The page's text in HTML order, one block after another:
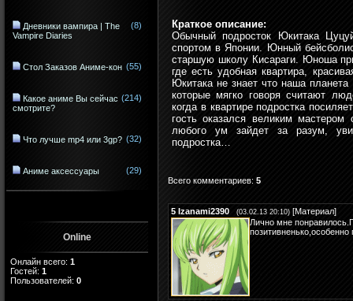
Дневники вампира | The
Vampire Diaries
(8)
Стол Заказов Аниме-кон (55)
Какое аниме Вы сейчас
смотрите?
(214)
Что лучше mp4 или 3gp? (32)
Аниме аксессуары (29)
Online
Онлайн всего: 1
Гостей: 1
Пользователей: 0
Краткое описание:
Обычный подросток Юкитака
спортом в Японии. Юнный
старшую школу Кисараги. Юноша
где есть удобная квартира,
Юкитака не знает что наша
которые мягко говоря считают
когда в квартире подростка
гость оказался великим
любого ум зайдет за разум,
подростка…
Всего комментариев: 5
5 Izanami2390 (03.02.13 20:10) [Материал]
Лично мне